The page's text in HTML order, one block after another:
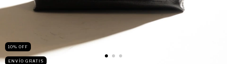
10% OFF
ENVÍO GRATIS